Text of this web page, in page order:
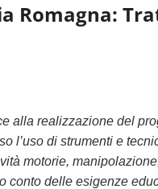
Romagna:
alla realizzazione del
l’uso di strumenti e
motorie,
conto delle esigenze